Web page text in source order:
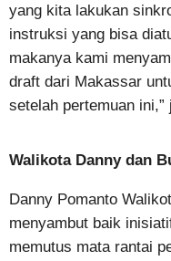
yang kita lakukan
instruksi yang bisa
makanya kami
draft dari Makassar
setelah pertemuan ini,”
Walikota Danny dan
Danny Pomanto
menyambut baik
memutus mata rantai